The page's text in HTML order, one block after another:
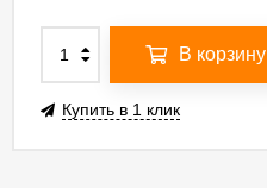
В корзину
Купить в 1 клик